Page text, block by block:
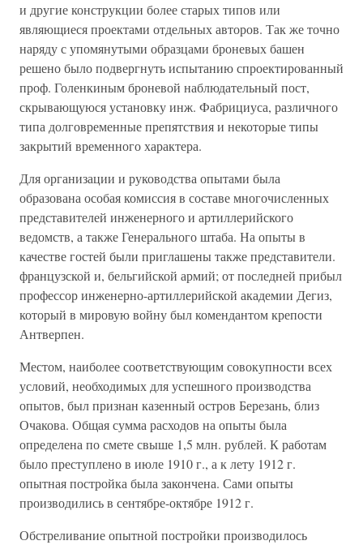
и другие конструкции более старых типов или
являющиеся проектами отдельных авторов. Так же точно
наряду с упомянутыми образцами броневых башен
решено было подвергнуть испытанию спроектированный
проф. Голенкиным броневой наблюдательный пост,
скрывающуюся установку инж. Фабрициуса, различного
типа долговременные препятствия и некоторые типы
закрытий временного характера.
Для организации и руководства опытами была
образована особая комиссия в составе многочисленных
представителей инженерного и артиллерийского
ведомств, а также Генерального штаба. На опыты в
качестве гостей были приглашены также представители.
французской и, бельгийской армий; от последней прибыл
профессор инженерно-артиллерийской академии Дегиз,
который в мировую войну был комендантом крепости
Антверпен.
Местом, наиболее соответствующим совокупности всех
условий, необходимых для успешного производства
опытов, был признан казенный остров Березань, близ
Очакова. Общая сумма расходов на опыты была
определена по смете свыше 1,5 млн. рублей. К работам
было преступлено в июле 1910 г., а к лету 1912 г.
опытная постройка была закончена. Сами опыты
производились в сентябре-октябре 1912 г.
Обстреливание опытной постройки производилось